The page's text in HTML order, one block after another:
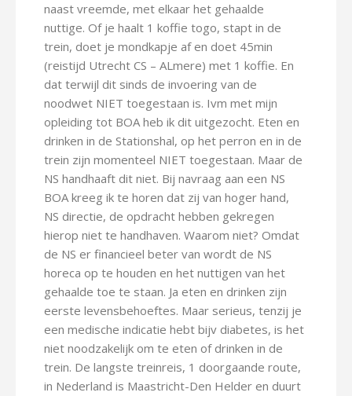
naast vreemde, met elkaar het gehaalde
nuttige. Of je haalt 1 koffie togo, stapt in de
trein, doet je mondkapje af en doet 45min
(reistijd Utrecht CS – ALmere) met 1 koffie. En
dat terwijl dit sinds de invoering van de
noodwet NIET toegestaan is. Ivm met mijn
opleiding tot BOA heb ik dit uitgezocht. Eten en
drinken in de Stationshal, op het perron en in de
trein zijn momenteel NIET toegestaan. Maar de
NS handhaaft dit niet. Bij navraag aan een NS
BOA kreeg ik te horen dat zij van hoger hand,
NS directie, de opdracht hebben gekregen
hierop niet te handhaven. Waarom niet? Omdat
de NS er financieel beter van wordt de NS
horeca op te houden en het nuttigen van het
gehaalde toe te staan. Ja eten en drinken zijn
eerste levensbehoeftes. Maar serieus, tenzij je
een medische indicatie hebt bijv diabetes, is het
niet noodzakelijk om te eten of drinken in de
trein. De langste treinreis, 1 doorgaande route,
in Nederland is Maastricht-Den Helder en duurt